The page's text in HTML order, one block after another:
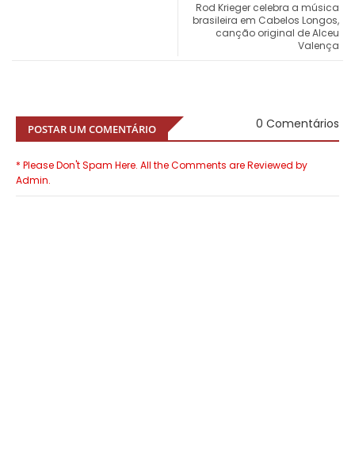
Rod Krieger celebra a música
brasileira em Cabelos Longos,
canção original de Alceu
Valença
POSTAR UM COMENTÁRIO 0 Comentários
* Please Don't Spam Here. All the Comments are Reviewed by
Admin.